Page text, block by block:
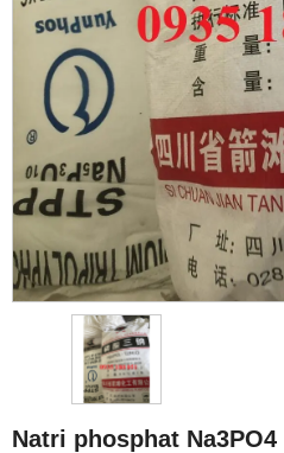
Natri phosphat Na3PO4